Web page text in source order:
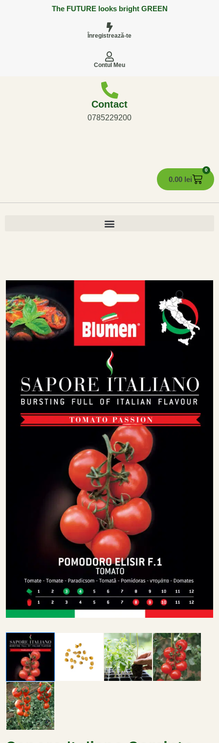
The FUTURE looks bright GREEN
Înregistrează-te
Contul Meu
Contact
0785229200
0.00 lei
0